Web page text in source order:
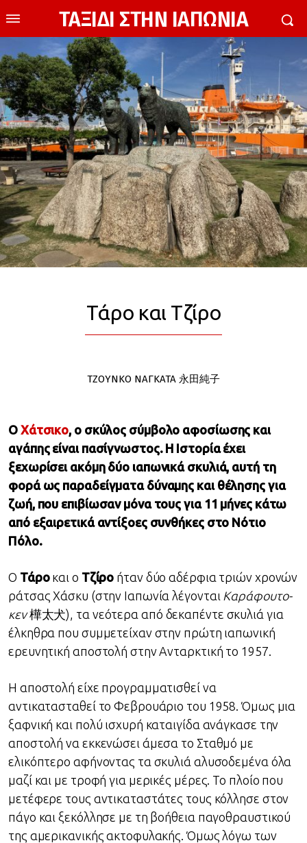
ΤΑΞΙΔΙ ΣΤΗΝ ΙΑΠΩΝΙΑ
Τάρο και Τζίρο
ΤΖΟΥΝΚΟ ΝΑΓΚΑΤΑ 永田純子
O Χάτσικο, o σκύλος σύμβολο αφοσίωσης και
αγάπης είναι πασίγνωστος. Η Ιστορία έχει
ξεχωρίσει ακόμη δύο ιαπωνικά σκυλιά, αυτή τη
φορά ως παραδείγματα δύναμης και θέλησης για
ζωή, που επιβίωσαν μόνα τους για 11 μήνες κάτω
από εξαιρετικά αντίξοες συνθήκες στο Νότιο
Πόλο.
Ο Τάροκαι ο Τζίρο ήταν δύο αδέρφια τριών χρονών
ράτσας Χάσκυ (στην Ιαπωνία λέγονται Καράφουτο-
κεν樺太犬), τα νεότερα από δεκαπέντε σκυλιά για
έλκηθρα που συμμετείχαν στην πρώτη ιαπωνική
ερευνητική αποστολή στην Ανταρκτική το 1957.
Η αποστολή είχε προγραμματισθεί να
αντικατασταθεί το Φεβρουάριο του 1958. Όμως μια
ξαφνική και πολύ ισχυρή καταιγίδα ανάγκασε την
αποστολή να εκκενώσει άμεσα το Σταθμό με
ελικόπτερο αφήνοντας τα σκυλιά αλυσοδεμένα όλα
μαζί και με τροφή για μερικές μέρες. Το πλοίο που
μετέφερε τους αντικαταστάτες τους κόλλησε στον
πάγο και ξεκόλλησε με τη βοήθεια παγοθραυστικού
της αμερικανικής ακτοφυλακής. Όμως λόγω των